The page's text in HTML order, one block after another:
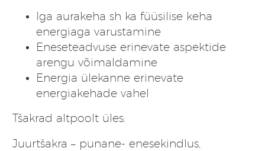
Iga aurakeha sh ka füüsilise keha
energiaga varustamine
Eneseteadvuse erinevate aspektide
arengu võimaldamine
Energia ülekanne erinevate
energiakehade vahel
Tšakrad altpoolt üles:
Juurtšakra – punane- enesekindlus,